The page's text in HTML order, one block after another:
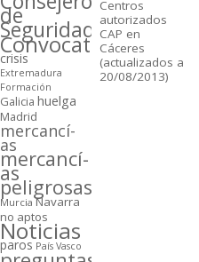
de
Seguridad
Convocatorias
crisis
Extremadura
Formación
Galicia huelga
Madrid
mercancí­
as
mercancí­
as
peligrosas
Murcia Navarra
no aptos
Noticias
paros Paí­s Vasco
Centros
autorizados
CAP en
Cáceres
(actualizados a
20/08/2013)